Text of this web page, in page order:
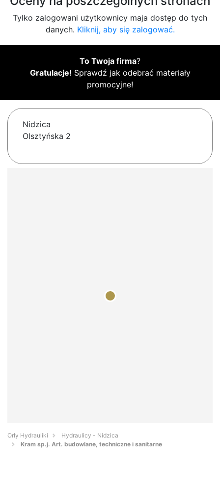
Tylko zalogowani użytkownicy maja dostęp do tych
danych. Kliknij, aby się zalogować.
To Twoja firma?
Gratulacje! Sprawdź jak odebrać materiały
promocyjne!
Nidzica
Olsztyńska 2
Orły Hydrauliki
Hydraulicy - Nidzica
Kram sp.j. Art. budowlane, techniczne i sanitarne